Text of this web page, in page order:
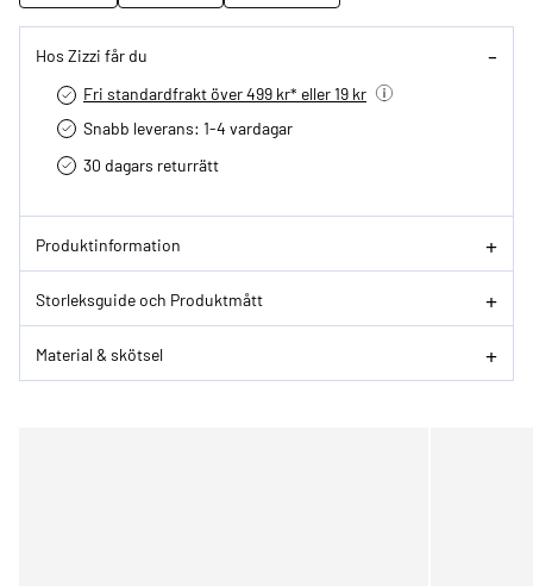
Hos Zizzi får du
Fri standardfrakt över 499 kr* eller 19 kr
Snabb leverans: 1-4 vardagar
30 dagars returrätt­
Produktinformation
Storleksguide och Produktmått
Material & skötsel